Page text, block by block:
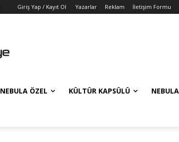
Giriş Yap / Kayıt Ol Yazarlar Reklam İletişim Formu
NEBULA ÖZEL KÜLTÜR KAPSÜLÜ